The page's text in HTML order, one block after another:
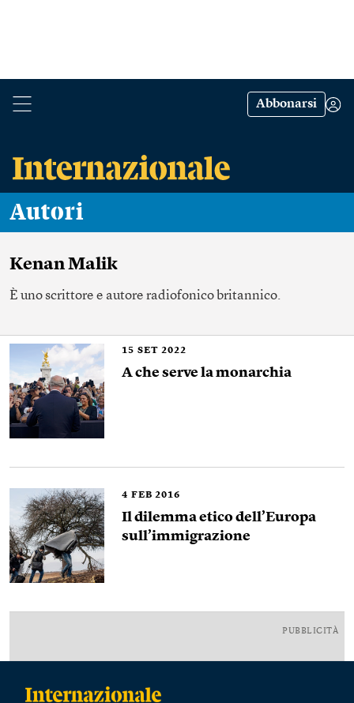
Abbonarsi
Autori
Kenan Malik
È uno scrittore e autore radiofonico britannico.
15 SET 2022
A che serve la monarchia
4 FEB 2016
Il dilemma etico dell’Europa
sull’immigrazione
PUBBLICITÀ